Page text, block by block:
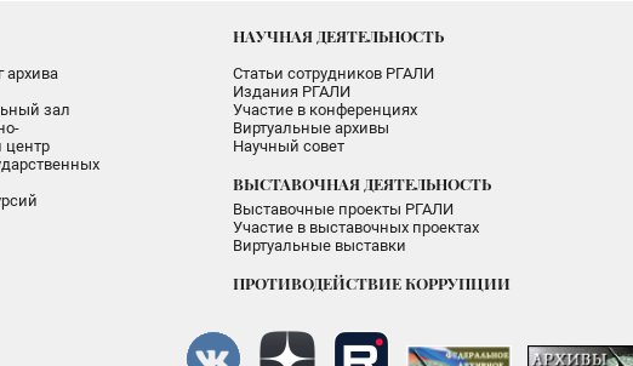
архива
зал
НАУЧНАЯ ДЕЯТЕЛЬНОСТЬ
Статьи сотрудников РГАЛИ
Издания РГАЛИ
Участие в конференциях
Виртуальные архивы
Научный совет
ВЫСТАВОЧНАЯ ДЕЯТЕЛЬНОСТЬ
Выставочные проекты РГАЛИ
Участие в выставочных проектах
Виртуальные выставки
ПРОТИВОДЕЙСТВИЕ КОРРУПЦИИ